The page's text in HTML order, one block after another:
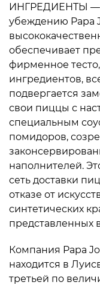
ИНГРЕДИЕНТЫ
убеждению Papa
обеспечивает
фирменное
ингредиентов,
подвергается
свои пиццы с
специальным
помидоров,
наполнителей.
сеть доставки
отказе от
синтетических
представленных
Компания Papa
находится в
третьей по